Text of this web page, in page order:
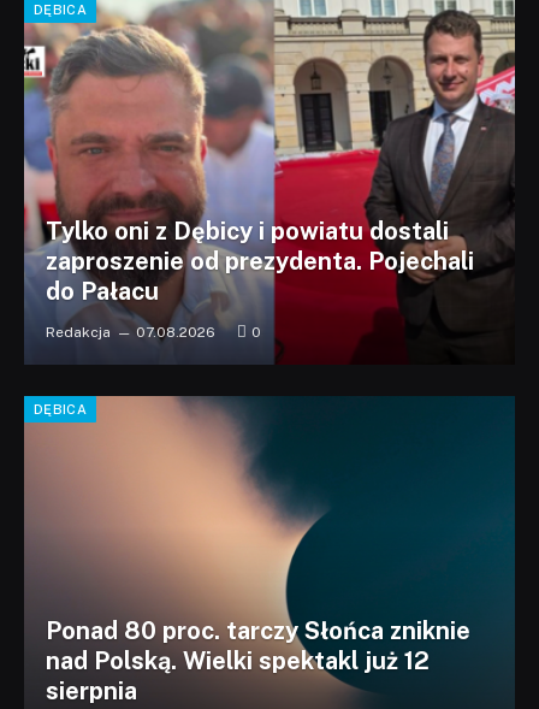
DĘBICA
Tylko oni z Dębicy i powiatu dostali
zaproszenie od prezydenta. Pojechali
do Pałacu
Redakcja 07.08.2026 0
DĘBICA
Ponad 80 proc. tarczy Słońca zniknie
nad Polską. Wielki spektakl już 12
sierpnia